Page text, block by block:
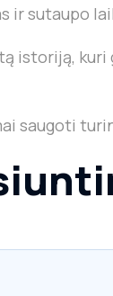
ir sutaupo
istoriją,
saugoti